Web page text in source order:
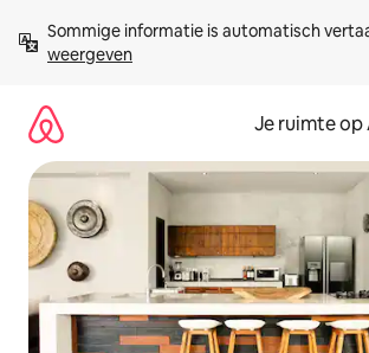
direct
naar
Sommige informatie is automatisch
weergeven
Je ruimte